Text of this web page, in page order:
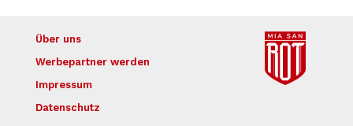
Über uns
Werbepartner werden
Impressum
Datenschutz